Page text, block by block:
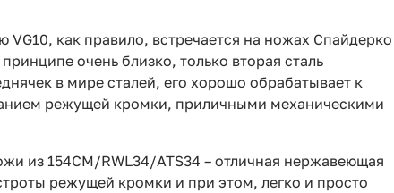
как правило, встречается на ножах Спайдерко
очень близко, только вторая сталь
в мире сталей, его хорошо обрабатывает к
режущей кромки, приличными механическими
из 154CM/RWL34/ATS34 – отличная нержавеющая
режущей кромки и при этом, легко и просто